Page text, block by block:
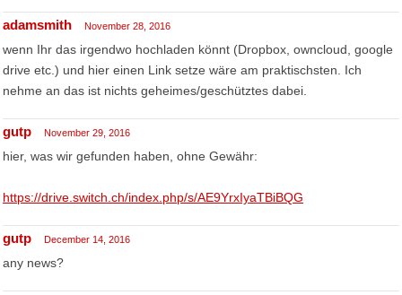
adamsmith November 28, 2016
wenn Ihr das irgendwo hochladen könnt (Dropbox, owncloud, google
drive etc.) und hier einen Link setze wäre am praktischsten. Ich
nehme an das ist nichts geheimes/geschütztes dabei.
gutp November 29, 2016
hier, was wir gefunden haben, ohne Gewähr:
https://drive.switch.ch/index.php/s/AE9YrxIyaTBiBQG
gutp December 14, 2016
any news?